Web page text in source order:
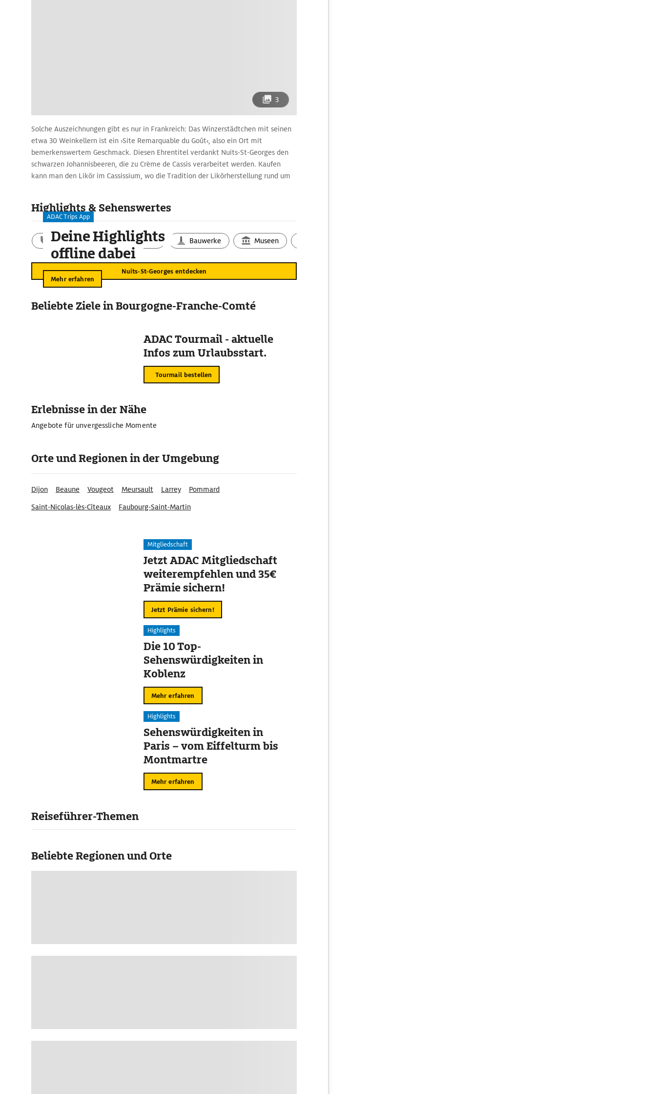
3
Solche Auszeichnungen gibt es nur in Frankreich: Das Winzerstädtchen mit seinen
etwa 30 Weinkellern ist ein ›Site Remarquable du Goût‹, also ein Ort mit
bemerkenswertem Geschmack. Diesen Ehrentitel verdankt Nuits-St-Georges den
schwarzen Johannisbeeren, die zu Crème de Cassis verarbeitet werden. Kaufen
kann man den Likör im Cassissium, wo die Tradition der Likörherstellung rund um
Das Musée de Nuits-St-Georges widmet sich den Funden einer galloromanischen
Siedlung. Wahrzeichen des Städtchens ist der Belfried (Glockenturm) von 1619, an
dem - wie könnte es anders sein - Wein emporrankt.
Highlights & Sehenswertes
Aktivitäten Landschaft Bauwerke Museen
Nuits-St-Georges entdecken
ADAC Trips App
Deine Highlights
offline dabei
Mehr erfahren
Beliebte Ziele in Bourgogne-Franche-Comté
ADAC Tourmail - aktuelle
Infos zum Urlaubsstart.
Tourmail bestellen
Erlebnisse in der Nähe
Angebote für unvergessliche Momente
Orte und Regionen in der Umgebung
Dijon Beaune Vougeot Meursault Larrey
Pommard
Saint-Nicolas-lès-Cîteaux
Faubourg-Saint-Martin
Mitgliedschaft
Jetzt ADAC Mitgliedschaft
weiterempfehlen und 35€
Prämie sichern!
Jetzt Prämie sichern!
Highlights
Die 10 Top-
Sehenswürdigkeiten in
Koblenz
Mehr erfahren
Highlights
Sehenswürdigkeiten in
Paris – vom Eiffelturm bis
Montmartre
Mehr erfahren
Reiseführer-Themen
Beliebte Regionen und Orte